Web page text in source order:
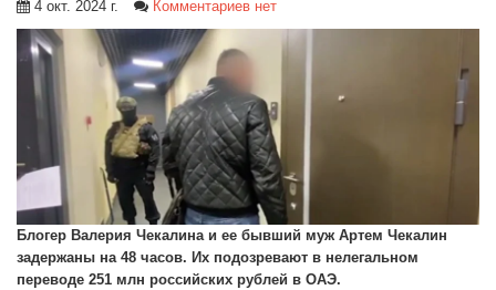
4 окт. 2024 г. Комментариев нет
Блогер Валерия Чекалина и ее бывший муж Артем Чекалин
задержаны на 48 часов. Их подозревают в нелегальном
переводе 251 млн российских рублей в ОАЭ.